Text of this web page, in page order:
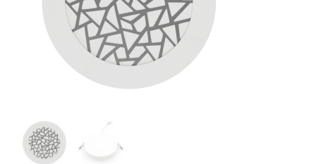
Privatumo politika
Atsiskaitymo informacija
Gamybos terminai ir procesas